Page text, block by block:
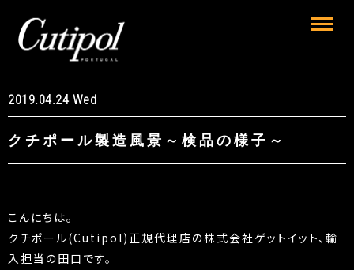
2019.04.24 Wed
クチポール製造風景～検品の様子～
こんにちは。
クチポール(Cutipol)正規代理店の株式会社ゲットイット、輸
入担当の田口です。